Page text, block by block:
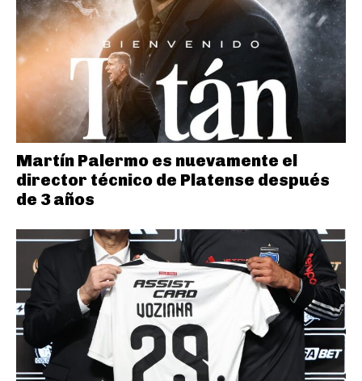
Martín Palermo es nuevamente el
director técnico de Platense después
de 3 años